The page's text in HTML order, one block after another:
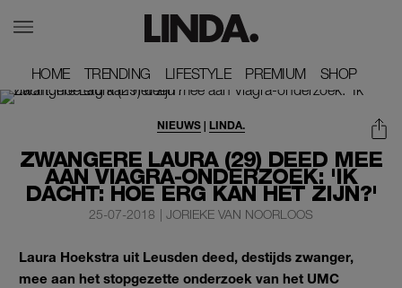
HOME
HOME TRENDING
TRENDING LIFESTYLE
LIFESTYLE PREMIUM
PREMIUM SHOP
SHOP
ZWANGERE LAURA (29) DEED MEE
AAN VIAGRA-ONDERZOEK: 'IK
DACHT: HOE ERG KAN HET ZIJN?'
NIEUWS | LINDA.
25-07-2018 | JORIEKE VAN NOORLOOS
Laura Hoekstra uit Leusden deed, destijds zwanger,
mee aan het stopgezette onderzoek van het UMC